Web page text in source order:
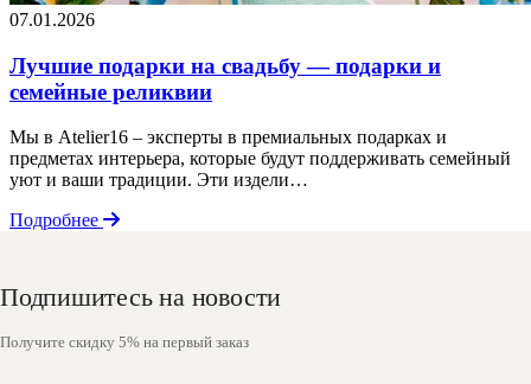
07.01.2026
Лучшие подарки на свадьбу — подарки и
семейные реликвии
Мы в Atelier16 – эксперты в премиальных подарках и
предметах интерьера, которые будут поддерживать семейный
уют и ваши традиции. Эти издели…
Подробнее
Подпишитесь на новости
Получите скидку 5% на первый заказ